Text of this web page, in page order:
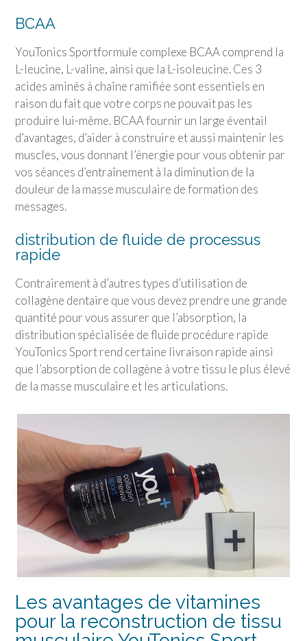
BCAA
YouTonics Sportformule complexe BCAA comprend la
L-leucine, L-valine, ainsi que la L-isoleucine. Ces 3
acides aminés à chaîne ramifiée sont essentiels en
raison du fait que votre corps ne pouvait pas les
produire lui-même. BCAA fournir un large éventail
d’avantages, d’aider à construire et aussi maintenir les
muscles, vous donnant l’énergie pour vous obtenir par
vos séances d’entraînement à la diminution de la
douleur de la masse musculaire de formation des
messages.
distribution de fluide de processus
rapide
Contrairement à d’autres types d’utilisation de
collagène dentaire que vous devez prendre une grande
quantité pour vous assurer que l’absorption, la
distribution spécialisée de fluide procédure rapide
YouTonics Sportrend certaine livraison rapide ainsi
que l’absorption de collagène à votre tissu le plus élevé
de la masse musculaire et les articulations.
Les avantages de vitamines
pour la reconstruction de tissu